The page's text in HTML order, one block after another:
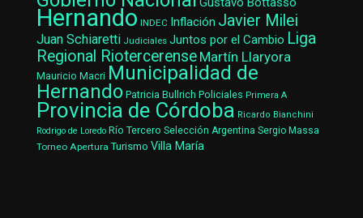
Hernando INDEC Inflación Javier Milei
Juan Schiaretti Judiciales Juntos por el Cambio Liga
Regional Riotercerense Martín Llaryora
Mauricio Macri Municipalidad de
Hernando Patricia Bullrich Policiales Primera A
Provincia de Córdoba Ricardo Bianchini
Rodrigo de Loredo Río Tercero Selección Argentina Sergio Massa
Torneo Apertura Turismo Villa María